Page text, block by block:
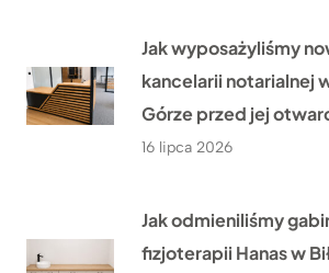
Jak wyposażyliśmy
kancelarii notarialnej
Górze przed jej
16 lipca 2026
Jak odmieniliśmy
fizjoterapii Hanas w